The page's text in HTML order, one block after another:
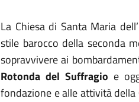
La Chiesa di Santa Maria
stile barocco della seconda
sopravvivere ai
Rotonda del Suffragio e
fondazione e alle attività della